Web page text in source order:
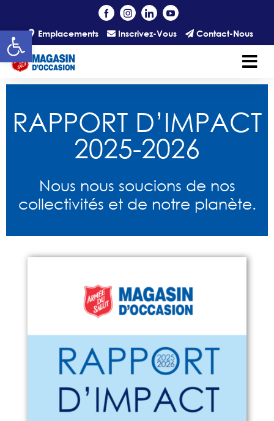
Open toolbar
Emplacements Inscrivez-Vous Contact-Nous
RAPPORT D’IMPACT
2025-2026
Nous nous soucions de nos
collectivités et de notre planète.